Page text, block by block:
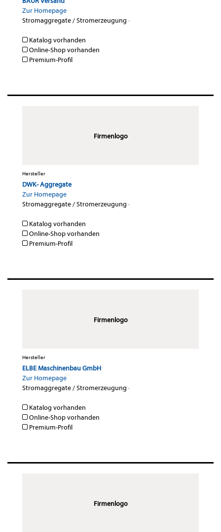
Zur Homepage
Stromaggregate / Stromerzeugung ·
Katalog vorhanden
Online-Shop vorhanden
Premium-Profil
Firmenlogo
Hersteller
DWK- Aggregate
Zur Homepage
Stromaggregate / Stromerzeugung ·
Katalog vorhanden
Online-Shop vorhanden
Premium-Profil
Firmenlogo
Hersteller
ELBE Maschinenbau GmbH
Zur Homepage
Stromaggregate / Stromerzeugung ·
Katalog vorhanden
Online-Shop vorhanden
Premium-Profil
Firmenlogo